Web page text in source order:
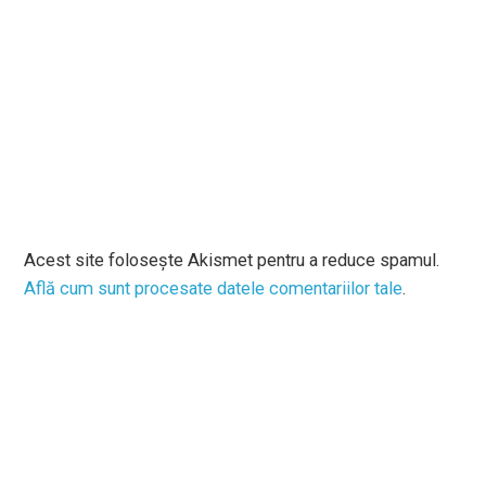
Acest site folosește Akismet pentru a reduce spamul.
Află cum sunt procesate datele comentariilor tale.